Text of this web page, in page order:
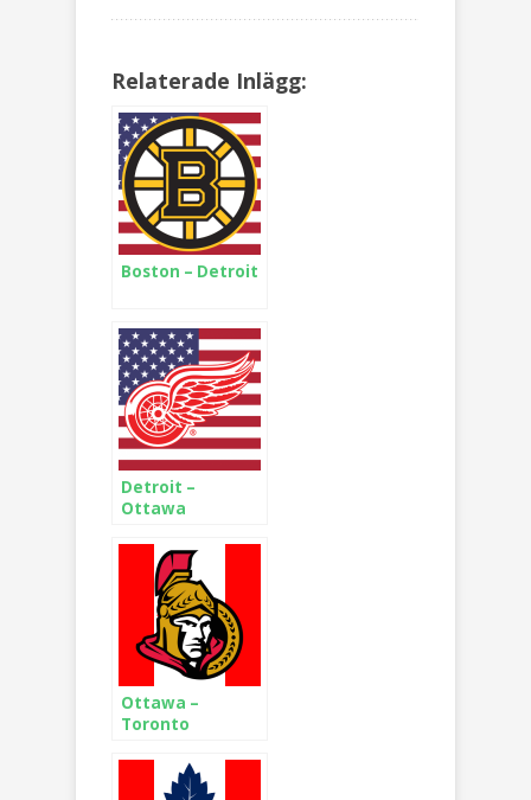
Relaterade Inlägg:
Boston – Detroit
Detroit –
Ottawa
Ottawa –
Toronto